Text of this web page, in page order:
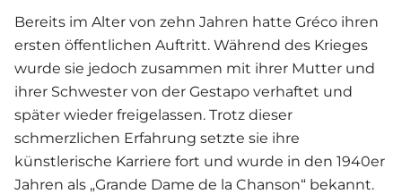
Bereits im Alter von zehn Jahren hatte Gréco ihren
ersten öffentlichen Auftritt. Während des Krieges
wurde sie jedoch zusammen mit ihrer Mutter und
ihrer Schwester von der Gestapo verhaftet und
später wieder freigelassen. Trotz dieser
schmerzlichen Erfahrung setzte sie ihre
künstlerische Karriere fort und wurde in den 1940er
Jahren als „Grande Dame de la Chanson“ bekannt.